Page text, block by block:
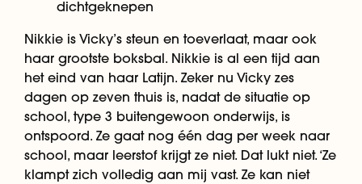
dichtgeknepen
Nikkie is Vicky’s steun en toeverlaat, maar ook
haar grootste boksbal. Nikkie is al een tijd aan
het eind van haar Latijn. Zeker nu Vicky zes
dagen op zeven thuis is, nadat de situatie op
school, type 3 buitengewoon onderwijs, is
ontspoord. Ze gaat nog één dag per week naar
school, maar leerstof krijgt ze niet. Dat lukt niet. ‘Ze
klampt zich volledig aan mij vast. Ze kan niet